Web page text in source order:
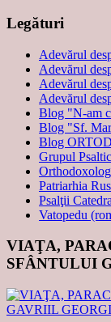
Legături
Adevărul
Adevărul
Adevărul
Adevărul
Blog "N-am
Blog "Sf.
Blog
Grupul
Patriarhia
Psalţii
Vatopedu
VIAŢA,
SFÂNTULUI